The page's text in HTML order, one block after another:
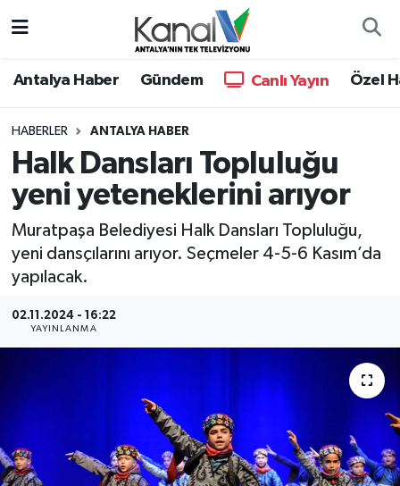
Antalya Haber Gündem Canlı Yayın Özel
HABERLER ANTALYA HABER
Halk Dansları Topluluğu
yeni yeteneklerini arıyor
Muratpaşa Belediyesi Halk Dansları Topluluğu,
yeni dansçılarını arıyor. Seçmeler 4-5-6 Kasım’da
yapılacak.
02.11.2024 - 16:22
YAYINLANMA
Antalya Haber
Dünya
Eğitim
Ekonomi
KANALV Spor
Hava Durumu
Trafik Durumu
Süper Lig Puan Durumu ve Fikstür
Tüm Manşetler